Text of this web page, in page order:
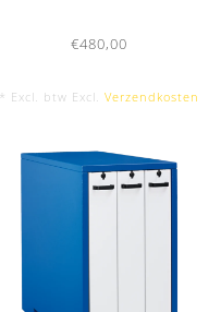
€480,00
* Excl. btw Excl. Verzendkosten